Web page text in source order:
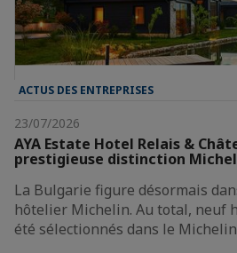
ACTUS DES ENTREPRISES
23/07/2026
AYA Estate Hotel Relais &
prestigieuse distinction
La Bulgarie figure désormais
hôtelier Michelin. Au total, neuf
été sélectionnés dans le